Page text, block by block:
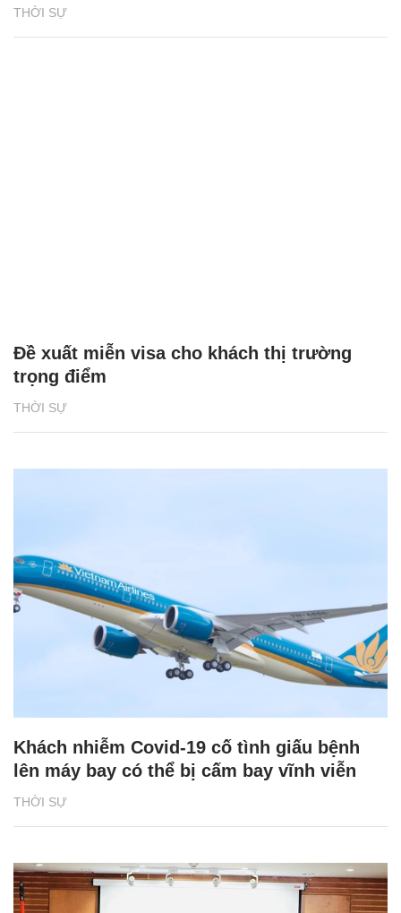
THỜI SỰ
THỜI SỰ
Đề xuất miễn visa cho khách thị trường
trọng điểm
THỜI SỰ
Khách nhiễm Covid-19 cố tình giấu bệnh
lên máy bay có thể bị cấm bay vĩnh viễn